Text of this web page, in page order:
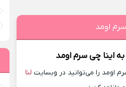
اومد
اینا چی سرم اومد
اومد را می‌توانید در وبسایتلنا